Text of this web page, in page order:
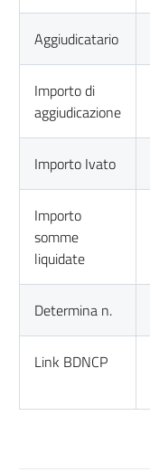
Aggiudicatario
Importo di
aggiudicazione
Importo Ivato
Importo
somme
liquidate
Determina n.
Link BDNCP